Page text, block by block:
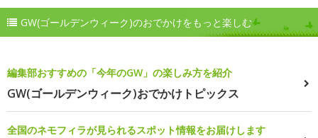
GW(ゴールデンウィーク)のおでかけをもっと楽しむ
編集部おすすめの「今年のGW」の楽しみ方を紹介
GW(ゴールデンウィーク)おでかけトピックス
全国のネモフィラが見られるスポット情報をお届けします